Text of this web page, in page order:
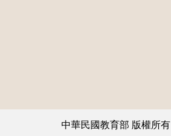
中華民國教育部 版權所有